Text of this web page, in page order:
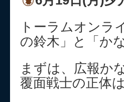
トーラムオンラ
の鈴木」と「か
まずは、広報か
覆面戦士の正体